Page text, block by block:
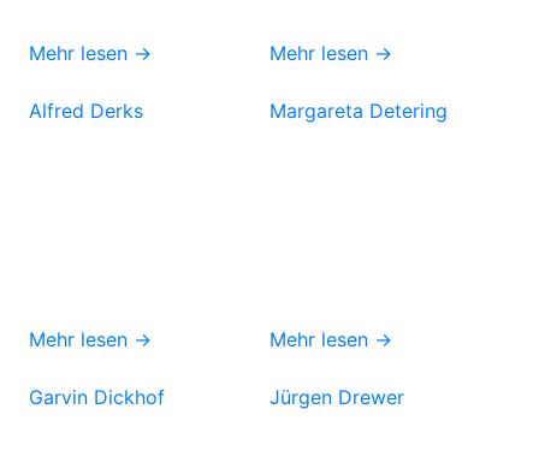
Mehr lesen → Mehr lesen →
Alfred Derks
Mehr lesen →
Margareta Detering
Mehr lesen →
Garvin Dickhof Jürgen Drewer